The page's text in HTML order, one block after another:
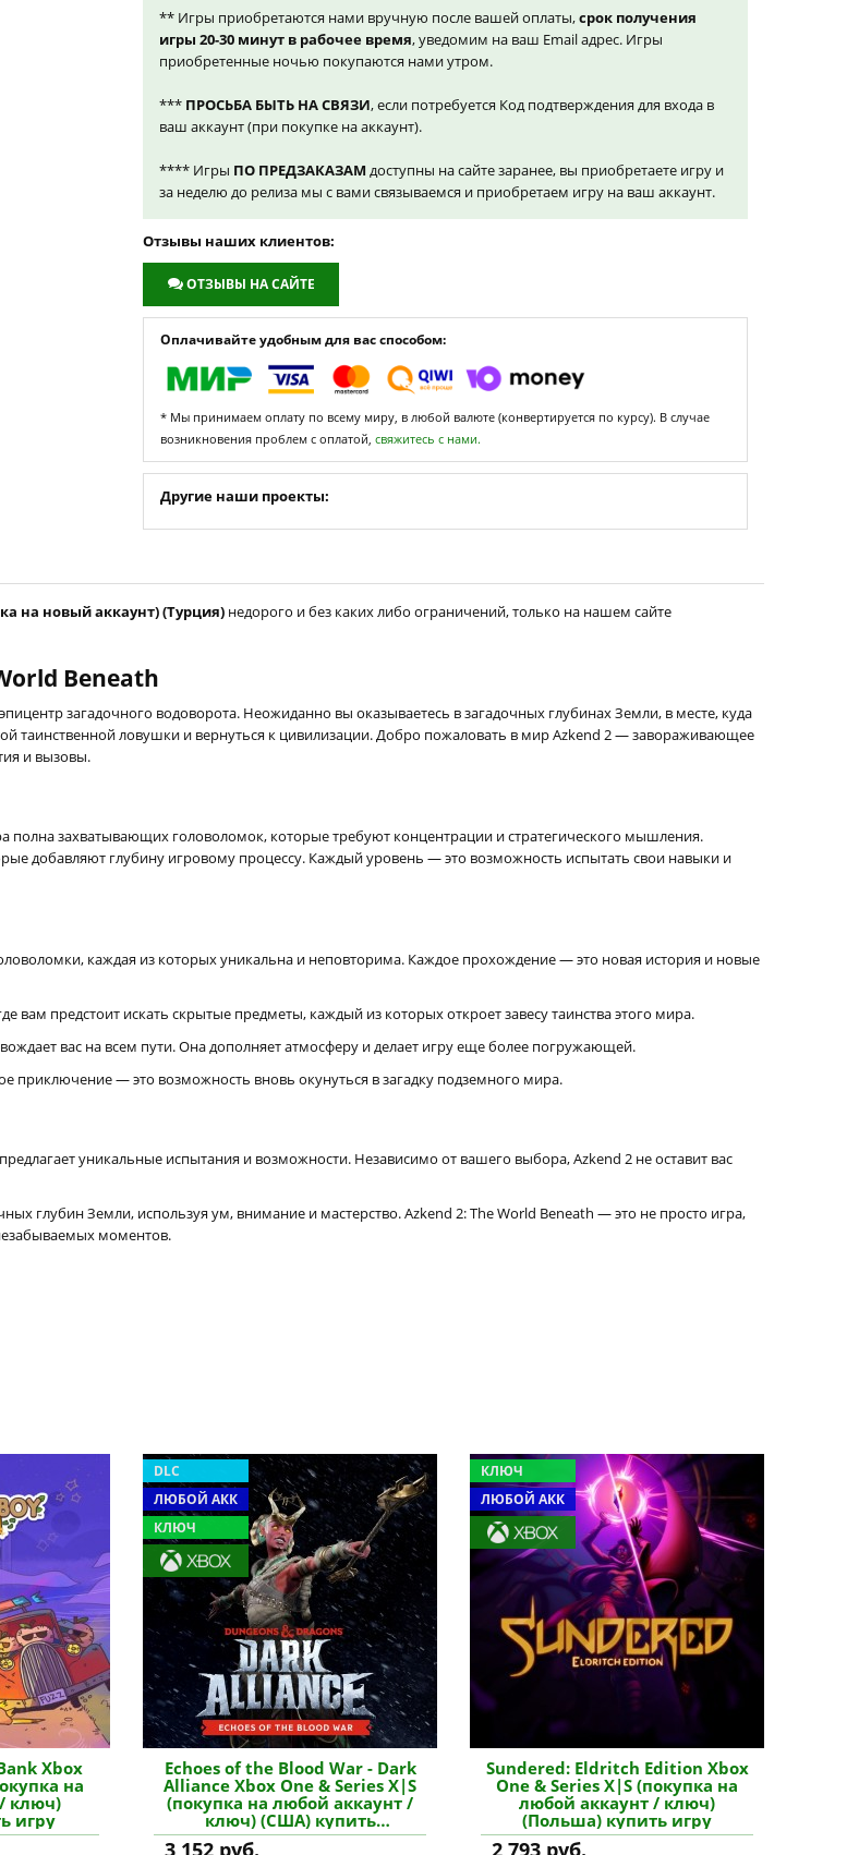
** Игры приобретаются нами вручную после вашей оплаты,срок получения
игры 20-30 минут в рабочее время, уведомим на ваш Email адрес. Игры
приобретенные ночью покупаются нами утром.
*** ПРОСЬБА БЫТЬ НА СВЯЗИ, если потребуется Код подтверждения для входа в
ваш аккаунт (при покупке на аккаунт).
**** Игры ПО ПРЕДЗАКАЗАМ доступны на сайте заранее, вы приобретаете игру и
за неделю до релиза мы с вами связываемся и приобретаем игру на ваш аккаунт.
Отзывы наших клиентов:
ОТЗЫВЫ НА САЙТЕ
Оплачивайте удобным для вас способом:
* Мы принимаем оплату по всему миру, в любой валюте (конвертируется по курсу). В случае
возникновения проблем с оплатой, свяжитесь с нами.
Другие наши проекты:
на новый аккаунт) (Турция) недорого и без каких либо ограничений, только на нашем сайте
Beneath
загадочного водоворота. Неожиданно вы оказываетесь в загадочных глубинах Земли, в месте, куда
таинственной ловушки и вернуться к цивилизации. Добро пожаловать в мир Azkend 2 — завораживающее
и вызовы.
полна захватывающих головоломок, которые требуют концентрации и стратегического мышления.
добавляют глубину игровому процессу. Каждый уровень — это возможность испытать свои навыки и
каждая из которых уникальна и неповторима. Каждое прохождение — это новая история и новые
вам предстоит искать скрытые предметы, каждый из которых откроет завесу таинства этого мира.
вас на всем пути. Она дополняет атмосферу и делает игру еще более погружающей.
приключение — это возможность вновь окунуться в загадку подземного мира.
уникальные испытания и возможности. Независимо от вашего выбора, Azkend 2 не оставит вас
глубин Земли, используя ум, внимание и мастерство. Azkend 2: The World Beneath — это не просто игра,
моментов.
Xbox
на
ключ)
игру
DLC
ЛЮБОЙ АКК
КЛЮЧ
Echoes of the Blood War - Dark
Alliance Xbox One & Series X|S
(покупка на любой аккаунт /
ключ) (США) купить
дополнение
3 152 руб.
КЛЮЧ
ЛЮБОЙ АКК
Sundered: Eldritch Edition Xbox
One & Series X|S (покупка на
любой аккаунт / ключ)
(Польша) купить игру
2 793 руб.